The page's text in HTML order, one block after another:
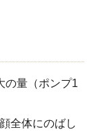
の量（ポンプ1
全体にのばし